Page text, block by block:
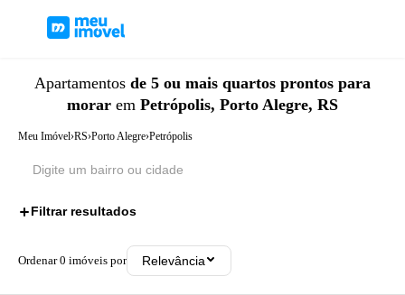
Apartamentos de 5 ou mais quartos prontos para
morar em Petrópolis, Porto Alegre, RS
Meu Imóvel›RS›Porto Alegre›Petrópolis
Filtrar resultados
Ordenar0 imóveis por Relevância